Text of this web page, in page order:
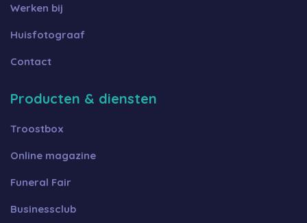
Werken bij
Huisfotograaf
Contact
Producten & diensten
Troostbox
Online magazine
Funeral Fair
Businessclub